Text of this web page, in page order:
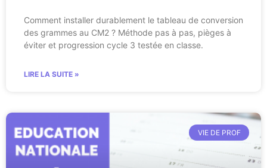
Comment installer durablement le tableau de conversion
des grammes au CM2 ? Méthode pas à pas, pièges à
éviter et progression cycle 3 testée en classe.
LIRE LA SUITE »
VIE DE PROF